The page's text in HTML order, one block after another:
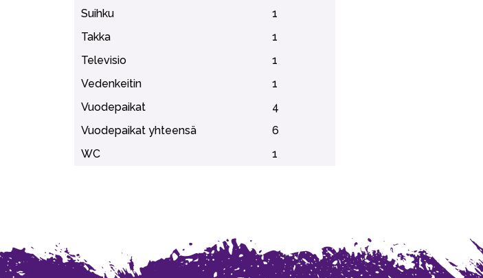
Suihku
1
Takka
1
Televisio
1
Vedenkeitin
1
Vuodepaikat
4
Vuodepaikat yhteensä
6
WC
1